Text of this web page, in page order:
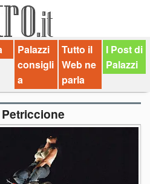
Palazzi
consigli
a
Tutto il
Web ne
parla
I Post di
Palazzi